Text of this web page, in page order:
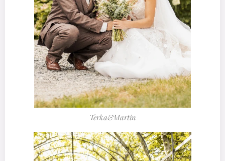
Terka&Martin